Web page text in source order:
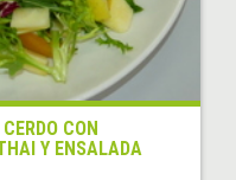
CON
Y ENSALADA